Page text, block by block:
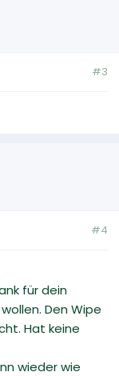
#3
#4
für dein
Den Wipe
Hat keine
wieder wie